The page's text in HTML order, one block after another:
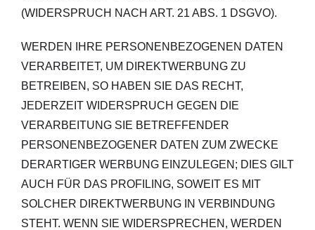
(WIDERSPRUCH NACH ART. 21 ABS. 1 DSGVO).
WERDEN IHRE PERSONENBEZOGENEN DATEN
VERARBEITET, UM DIREKTWERBUNG ZU
BETREIBEN, SO HABEN SIE DAS RECHT,
JEDERZEIT WIDERSPRUCH GEGEN DIE
VERARBEITUNG SIE BETREFFENDER
PERSONENBEZOGENER DATEN ZUM ZWECKE
DERARTIGER WERBUNG EINZULEGEN; DIES GILT
AUCH FÜR DAS PROFILING, SOWEIT ES MIT
SOLCHER DIREKTWERBUNG IN VERBINDUNG
STEHT. WENN SIE WIDERSPRECHEN, WERDEN